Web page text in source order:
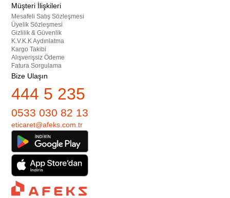
Müşteri İlişkileri
Mesafeli Satış Sözleşmesi
Üyelik Sözleşmesi
Gizlilik & Güvenlik
K.V.K.K Aydınlatma
Kargo Takibi
Alışverişsiz Ödeme
Fatura Sorgulama
Bize Ulaşın
444 5 235
0533 030 82 13
eticaret@afeks.com.tr